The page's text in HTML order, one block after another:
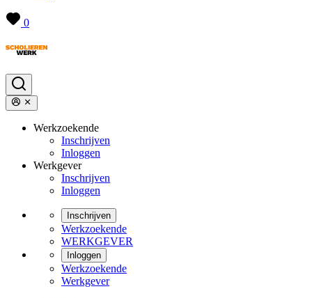
0
Werkzoekende
Inschrijven
Inloggen
Werkgever
Inschrijven
Inloggen
Inschrijven
Werkzoekende
WERKGEVER
Inloggen
Werkzoekende
Werkgever